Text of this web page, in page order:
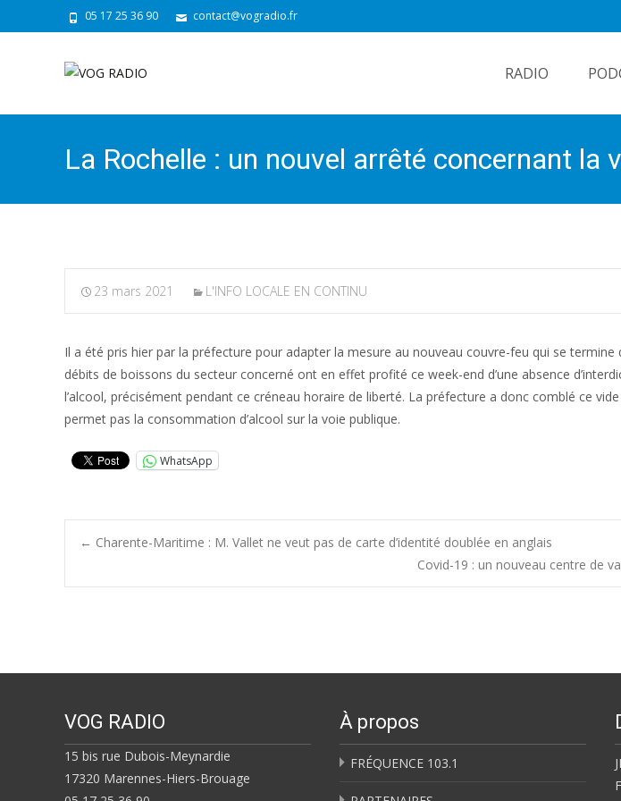
05 17 25 36 90 contact@vogradio.fr
RADIO
La Rochelle : un nouvel arrêté concernant la
23 mars 2021 L'INFO LOCALE EN CONTINU
Il a été pris hier par la préfecture pour adapter la mesure au nouveau couvre-feu qui se termine
débits de boissons du secteur concerné ont en effet profité ce week-end d’une absence
l’alcool, précisément pendant ce créneau horaire de liberté. La préfecture a donc comblé ce
permet pas la consommation d’alcool sur la voie publique.
WhatsApp
Post
← Charente-Maritime : M. Vallet ne veut pas de carte d’identité doublée en anglais
Covid-19 : un nouveau centre de
VOG RADIO
15 bis rue Dubois-Meynardie
17320 Marennes-Hiers-Brouage
À propos
FRÉQUENCE 103.1